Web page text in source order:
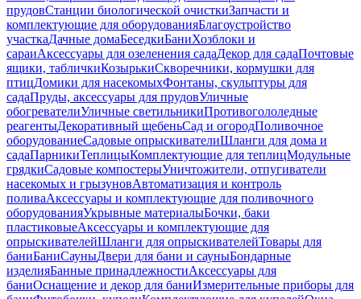
прудовСтанции биологической очисткиЗапчасти и
комплектующие для оборудованияБлагоустройство
участкаДачные домаБеседкиБаниХозблоки и
сараиАксессуары для озеленения садаДекор для садаПочтовые
ящики, табличкиКозырькиСкворечники, кормушки для
птицДомики для насекомыхФонтаны, скульптуры для
садаПруды, аксессуары для прудовУличные
обогревателиУличные светильникиПротивогололедные
реагентыДекоративный щебеньСад и огородПоливочное
оборудованиеСадовые опрыскивателиШланги для дома и
садаПарникиТеплицыКомплектующие для теплицМодульные
грядкиСадовые компостерыУничтожители, отпугиватели
насекомых и грызуновАвтоматизация и контроль
поливаАксессуары и комплектующие для поливочного
оборудованияУкрывные материалыБочки, баки
пластиковыеАксессуары и комплектующие для
опрыскивателейШланги для опрыскивателейТовары для
баниБаниСауныДвери для бани и сауныБондарные
изделияБанные принадлежностиАксессуары для
баниОснащение и декор для баниИзмерительные приборы для